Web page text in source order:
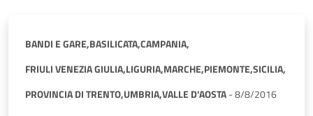
BANDI E GARE,BASILICATA,CAMPANIA,
FRIULI VENEZIA GIULIA,LIGURIA,MARCHE,PIEMONTE,SICILIA,
PROVINCIA DI TRENTO,UMBRIA,VALLE D'AOSTA-8/8/2016